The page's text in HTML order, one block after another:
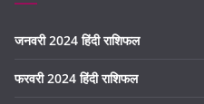
जनवरी 2024 हिंदी राशिफल
फरवरी 2024 हिंदी राशिफल